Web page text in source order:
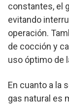
constantes, el
evitando
operación.
de cocción y
uso óptimo de
En cuanto a la
gas natural es